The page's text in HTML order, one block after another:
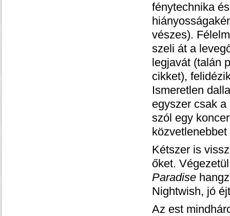
fénytechnika
vészes).
szeli át a
legjavát (talán
cikket),
Ismeretlen
egyszer csak
szól egy
Kétszer is
őket.
Paradise
Nightwish, jó
Az est